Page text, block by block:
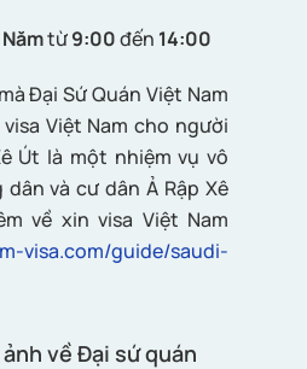
từ9:00đến 14:00
Đại Sứ Quán Việt Nam
Việt Nam cho người
Út là một nhiệm vụ vô
và cư dân Ả Rập Xê
về xin visa Việt Nam
visa.com/guide/saudi-
về Đại sứ quán